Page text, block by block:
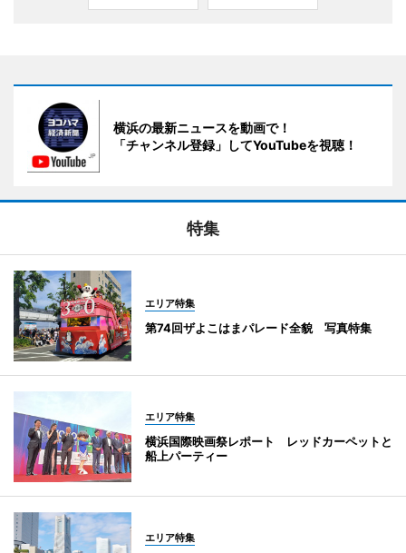
横浜の最新ニュースを動画で！
「チャンネル登録」してYouTubeを視聴！
特集
エリア特集
第74回ザよこはまパレード全貌 写真特集
エリア特集
横浜国際映画祭レポート レッドカーペットと
船上パーティー
エリア特集